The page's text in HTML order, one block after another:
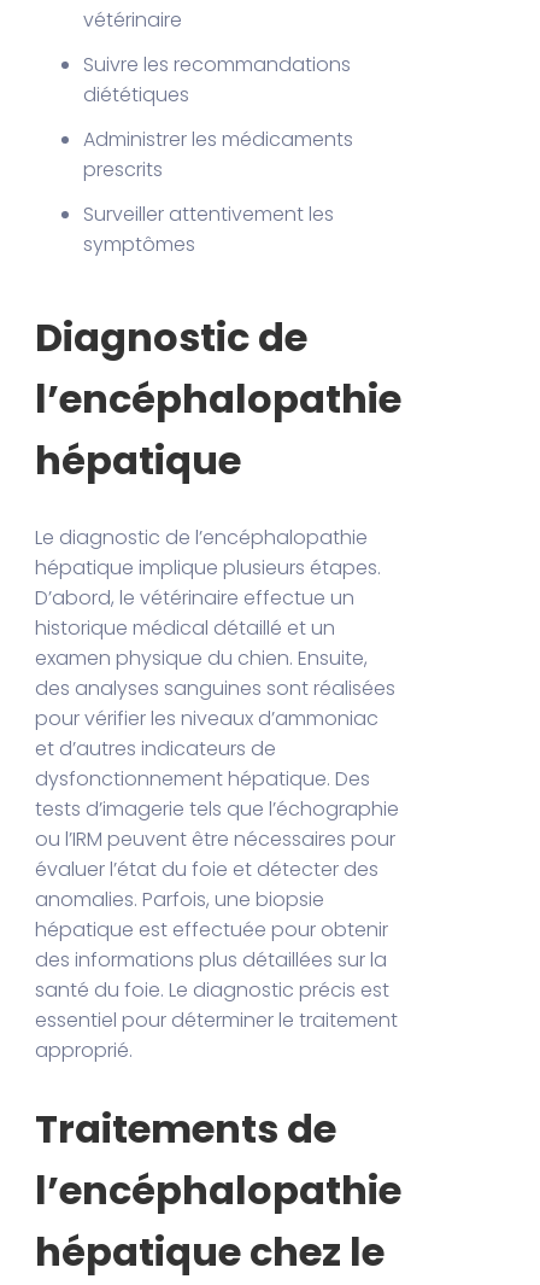
vétérinaire
Suivre les recommandations
diététiques
Administrer les médicaments
prescrits
Surveiller attentivement les
symptômes
Diagnostic de
l’encéphalopathie
hépatique
Le diagnostic de l’encéphalopathie
hépatique implique plusieurs étapes.
D’abord, le vétérinaire effectue un
historique médical détaillé et un
examen physique du chien. Ensuite,
des analyses sanguines sont réalisées
pour vérifier les niveaux d’ammoniac
et d’autres indicateurs de
dysfonctionnement hépatique. Des
tests d’imagerie tels que l’échographie
ou l’IRM peuvent être nécessaires pour
évaluer l’état du foie et détecter des
anomalies. Parfois, une biopsie
hépatique est effectuée pour obtenir
des informations plus détaillées sur la
santé du foie. Le diagnostic précis est
essentiel pour déterminer le traitement
approprié.
Traitements de
l’encéphalopathie
hépatique chez le